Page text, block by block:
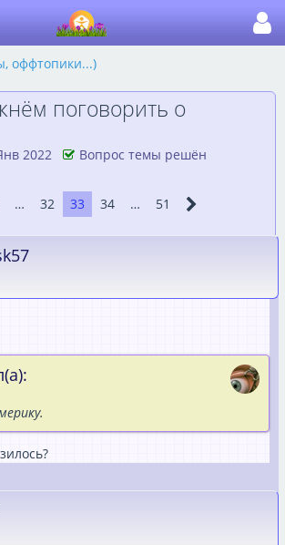
оффтопики...)
поговорить о
2022 Вопрос темы решён
… 32 33 34 … 51